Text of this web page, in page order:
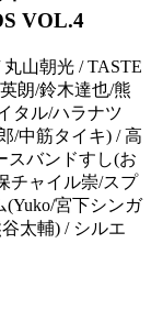
VOL.4
山朝光 / TASTE
朗/鈴木達也/熊
タル/ハラナツ
/中筋タイキ) / 高
スバンドすし(お
チャイル崇/スプ
(Yuko/宮下シンガ
太輔) / シルエ